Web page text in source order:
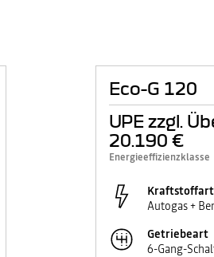
Eco-G 120
UPE zzgl.
20.190 €
Energieeffizienzklasse
Kraftstoffart
Autogas +
Getriebeart
6-Gang-